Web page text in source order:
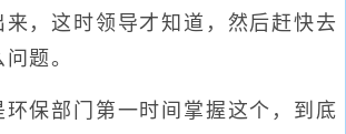
来，这时领导才知道，然后赶快去
题。
部门第一时间掌握这个，到底